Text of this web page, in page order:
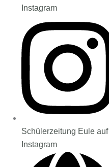
Instagram
Schülerzeitung Eule auf
Instagram